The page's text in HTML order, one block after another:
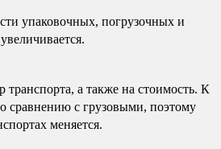
упаковочных, погрузочных и
транспорта, а также на стоимость. К
сравнению с грузовыми, поэтому
меняется.